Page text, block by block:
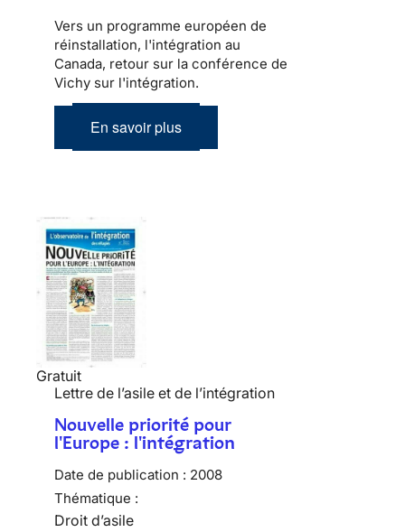
Vers un programme européen de
réinstallation, l'intégration au
Canada, retour sur la conférence de
Vichy sur l'intégration.
En savoir plus
Gratuit
Lettre de l’asile et de l’intégration
Nouvelle priorité pour
l'Europe : l'intégration
Date de publication : 2008
Thématique :
Droit d’asile